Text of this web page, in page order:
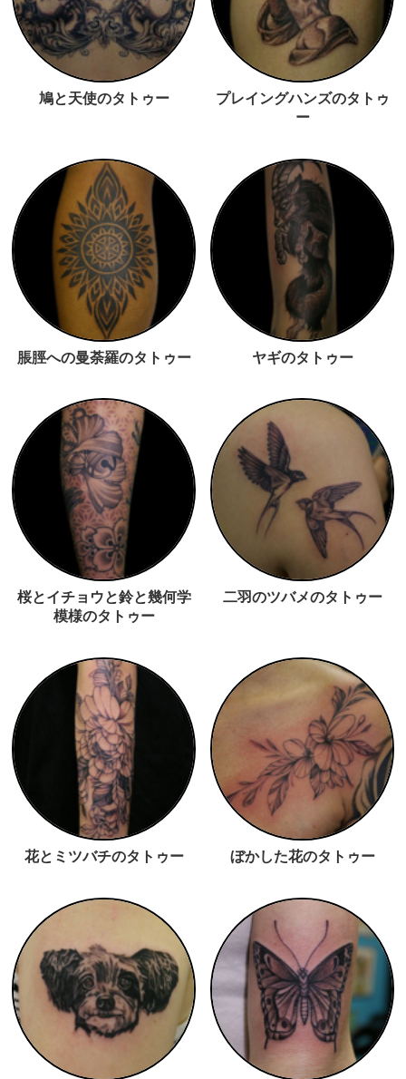
鳩と天使のタトゥー
プレイングハンズのタトゥ
ー
脹脛への曼荼羅のタトゥー ヤギのタトゥー
桜とイチョウと鈴と幾何学
模様のタトゥー
二羽のツバメのタトゥー
花とミツバチのタトゥー ぼかした花のタトゥー